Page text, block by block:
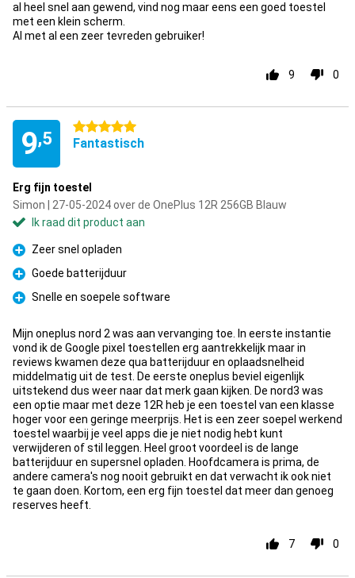
al heel snel aan gewend, vind nog maar eens een goed toestel
met een klein scherm.
Al met al een zeer tevreden gebruiker!
9 0
9,5
5 sterren
Fantastisch
Erg fijn toestel
Simon | 27-05-2024 over de OnePlus 12R 256GB Blauw
Ik raad dit product aan
Pluspunt
Zeer snel opladen
Pluspunt
Goede batterijduur
Pluspunt
Snelle en soepele software
Mijn oneplus nord 2 was aan vervanging toe. In eerste instantie
vond ik de Google pixel toestellen erg aantrekkelijk maar in
reviews kwamen deze qua batterijduur en oplaadsnelheid
middelmatig uit de test. De eerste oneplus beviel eigenlijk
uitstekend dus weer naar dat merk gaan kijken. De nord3 was
een optie maar met deze 12R heb je een toestel van een klasse
hoger voor een geringe meerprijs. Het is een zeer soepel werkend
toestel waarbij je veel apps die je niet nodig hebt kunt
verwijderen of stil leggen. Heel groot voordeel is de lange
batterijduur en supersnel opladen. Hoofdcamera is prima, de
andere camera's nog nooit gebruikt en dat verwacht ik ook niet
te gaan doen. Kortom, een erg fijn toestel dat meer dan genoeg
reserves heeft.
7 0